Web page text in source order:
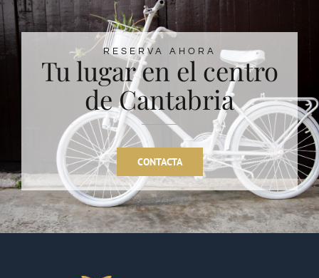
RESERVA AHORA
Tu lugar en el centro
de Cantabria
CONTACTA